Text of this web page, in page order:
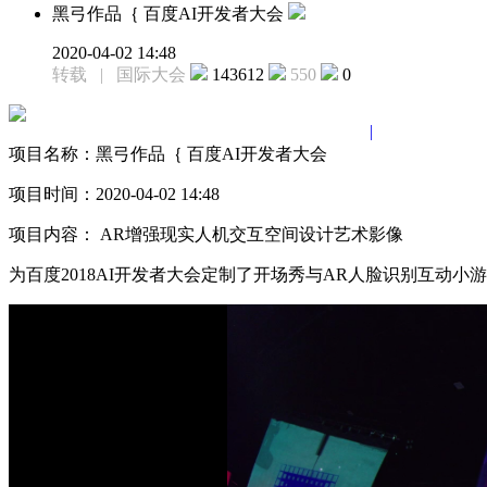
黑弓作品｛ 百度AI开发者大会
2020-04-02 14:48
转载 | 国际大会
143612 550 0
|
项目名称： 黑弓作品｛ 百度AI开发者大会
项目时间： 2020-04-02 14:48
项目内容： AR增强现实人机交互空间设计艺术影像
为百度2018AI开发者大会定制了开场秀与AR人脸识别互动小